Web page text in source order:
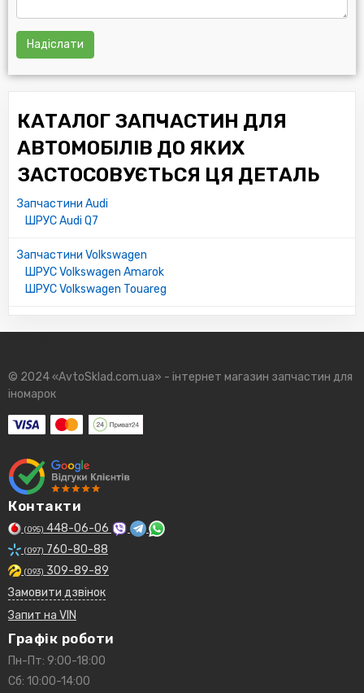
Надіслати
КАТАЛОГ ЗАПЧАСТИН ДЛЯ
АВТОМОБІЛІВ ДО ЯКИХ
ЗАСТОСОВУЄТЬСЯ ЦЯ ДЕТАЛЬ
Запчастини Audi
ШРУС Audi Q7
Запчастини Volkswagen
ШРУС Volkswagen Amarok
ШРУС Volkswagen Touareg
© 2024 «AvtoSklad.com.ua» - інтернет магазин запчастин для
іномарок
Контакти
(095) 448-06-06
(097) 760-80-88
(093) 309-89-89
Замовити дзвінок
Запит на VIN
Графік роботи
Пн-Пт: 9:00-18:00
Сб: 10:00-14:00